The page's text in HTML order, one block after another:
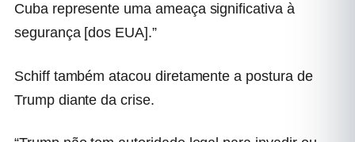
Cuba represente uma ameaça significativa à
segurança [dos EUA].”
Schiff também atacou diretamente a postura de
Trump diante da crise.